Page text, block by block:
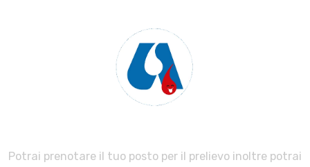
Potrai prenotare il tuo posto per il prelievo inoltre potrai